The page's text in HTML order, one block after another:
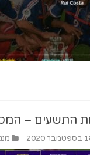
התשעים –
2020